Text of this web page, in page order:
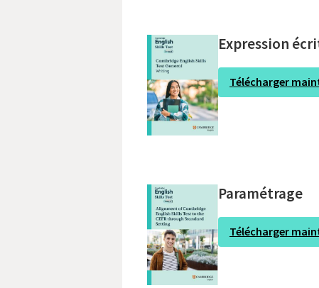
Expression
Télécharger
Paramétrage
Télécharger